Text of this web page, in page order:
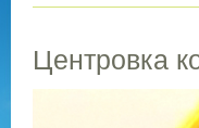
Центровка